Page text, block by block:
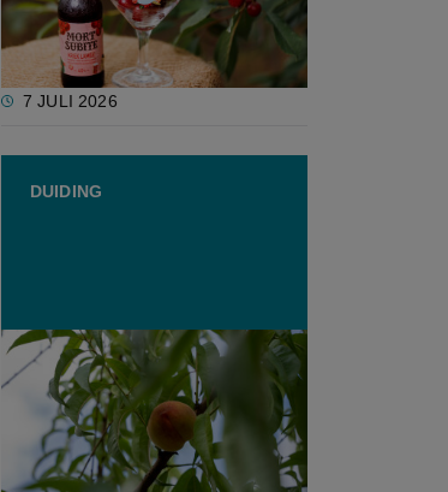
7 JULI 2026
DUIDING
Watermeloenen,
passievruchten en nu kiwi’s: de
opmars van exotische vruchten
in Vlaanderen